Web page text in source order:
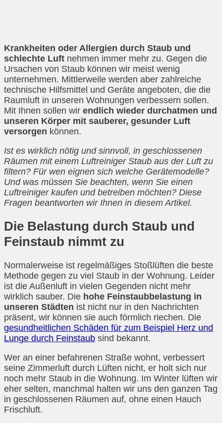
Krankheiten oder Allergien durch Staub und
schlechte Luft nehmen immer mehr zu. Gegen die
Ursachen von Staub können wir meist wenig
unternehmen. Mittlerweile werden aber zahlreiche
technische Hilfsmittel und Geräte angeboten, die die
Raumluft in unseren Wohnungen verbessern sollen.
Mit Ihnen sollen wir endlich wieder durchatmen und
unseren Körper mit sauberer, gesunder Luft
versorgen können.
Ist es wirklich nötig und sinnvoll, in geschlossenen
Räumen mit einem Luftreiniger Staub aus der Luft zu
filtern? Für wen eignen sich welche Gerätemodelle?
Und was müssen Sie beachten, wenn Sie einen
Luftreiniger kaufen und betreiben möchten? Diese
Fragen beantworten wir Ihnen in diesem Artikel.
Die Belastung durch Staub und
Feinstaub nimmt zu
Normalerweise ist regelmäßiges Stoßlüften die beste
Methode gegen zu viel Staub in der Wohnung. Leider
ist die Außenluft in vielen Gegenden nicht mehr
wirklich sauber. Die hohe Feinstaubbelastung in
unseren Städten ist nicht nur in den Nachrichten
präsent, wir können sie auch förmlich riechen. Die
gesundheitlichen Schäden für zum Beispiel Herz und
Lunge durch Feinstaub sind bekannt.
Wer an einer befahrenen Straße wohnt, verbessert
seine Zimmerluft durch Lüften nicht, er holt sich nur
noch mehr Staub in die Wohnung. Im Winter lüften wir
eher selten, manchmal halten wir uns den ganzen Tag
in geschlossenen Räumen auf, ohne einen Hauch
Frischluft.